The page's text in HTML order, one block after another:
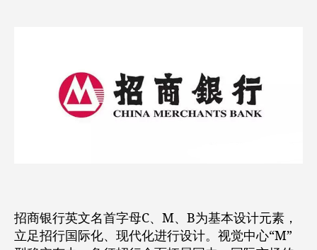
招商银行英文名首字母C、M、B为基本设计元素，
立足招行国际化、现代化进行设计。视觉中心“M”